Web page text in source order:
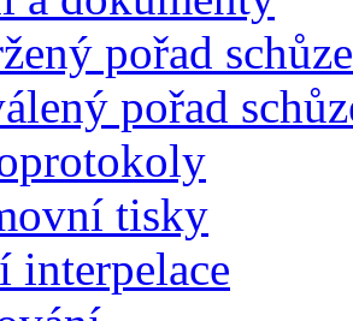
pořad schůze
pořad
tisky
interpelace